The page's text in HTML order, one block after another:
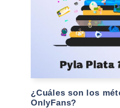
¿Cuáles son los
OnlyFans?